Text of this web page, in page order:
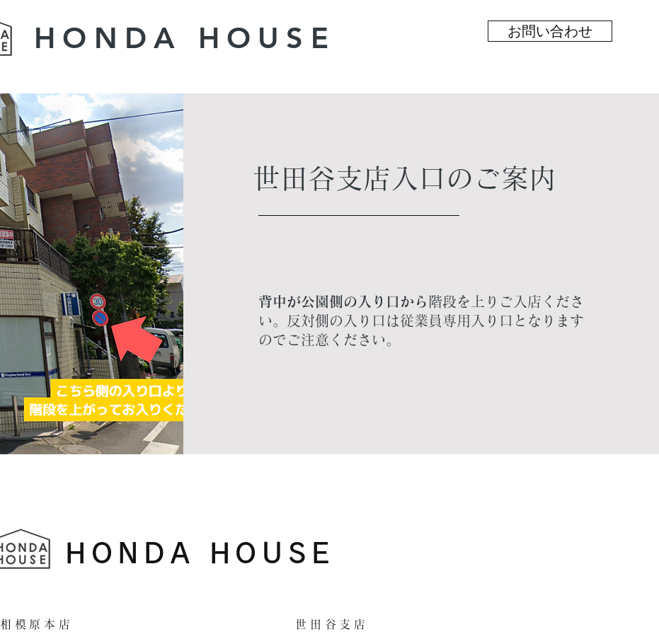
HONDA ​HOUSE お問い合わせ
​世田谷支店入口のご案内
背中が公園側の入り口から 階段を上りご入店くださ
い。 ​反対側の入り口は従業員専用入り口となります
のでご注意ください。
HONDA HOUSE
​相模原本店 世田谷支店